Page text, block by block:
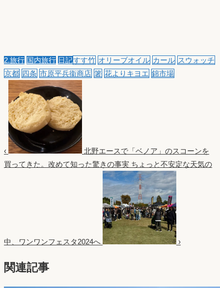
2.旅行 国内旅行 日記すす竹 オリーブオイル カール スウォッチ
京都 四条 市原平兵衞商店 箸 花よりキヨエ 錦市場
‹
北野エースで「ベノア」のスコーンを
買ってきた。改めて知った驚きの事実 ちょっと不安定な天気の
中、ワンワンフェスタ2024へ ›
関連記事